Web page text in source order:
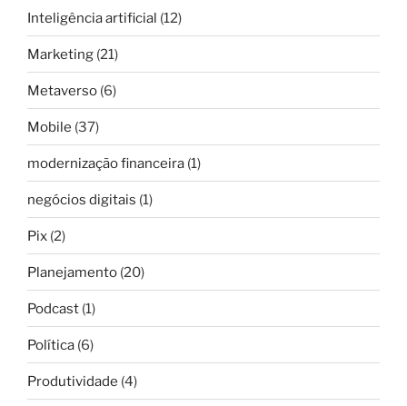
Inteligência artificial (12)
Marketing (21)
Metaverso (6)
Mobile (37)
modernização financeira (1)
negócios digitais (1)
Pix (2)
Planejamento (20)
Podcast (1)
Política (6)
Produtividade (4)